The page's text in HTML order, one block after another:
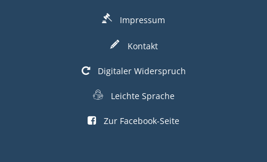
Impressum
Kontakt
Digitaler Widerspruch
Leichte Sprache
Zur Facebook-Seite